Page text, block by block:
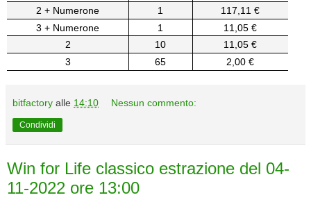
2 + Numerone
1
117,11 €
3 + Numerone
1
11,05 €
2
10
11,05 €
3
65 2,00 €
bitfactory alle 14:10 Nessun commento:
Condividi
Win for Life classico estrazione del 04-
11-2022 ore 13:00